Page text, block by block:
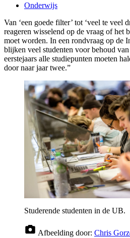
Onderwijs
Van ‘een goede filter’ tot ‘veel te veel
reageren wisselend op de vraag of het
moet worden. In een rondvraag op de
blijken veel studenten voor behoud
eerstejaars alle studiepunten moeten
door naar jaar twee.”
Studerende studenten in de UB.
Afbeelding door: Chris